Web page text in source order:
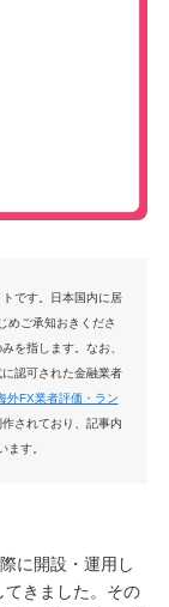
です。日本国内に居
めご承知おきくださ
を指します。なお、
認可された金融業者
外FX業者評価・ラン
されており、記事内
ます。
に開設・運用し
てきました。その